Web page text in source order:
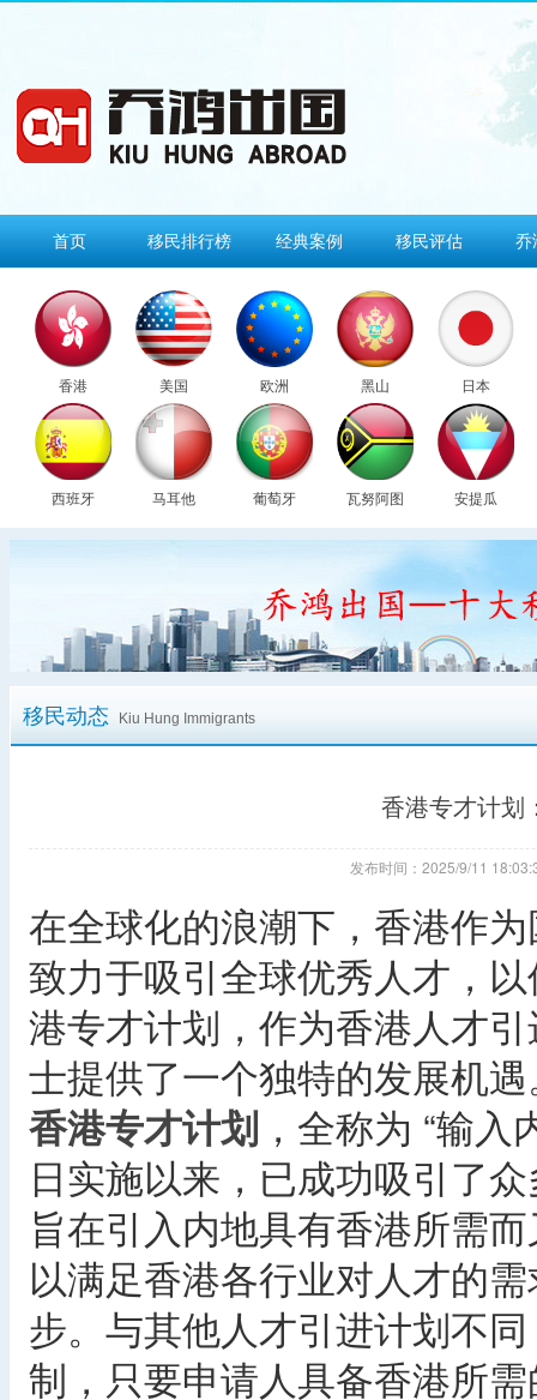
首页 移民排行榜 经典案例 移民评估 乔
香港 美国 欧洲 黑山 日本
西班牙 马耳他 葡萄牙 瓦努阿图 安提瓜
移民动态 Kiu Hung Immigrants
香港专才计划
发布时间：2025/9/11
在全球化的浪潮下，香港作
致力于吸引全球优秀人才，
港专才计划，作为香港人才
士提供了一个独特的发展机
香港专才计划 ，全称为 “输
日实施以来，已成功吸引了
旨在引入内地具有香港所需
以满足香港各行业对人才的
步。与其他人才引进计划不
制，只要申请人具备香港所